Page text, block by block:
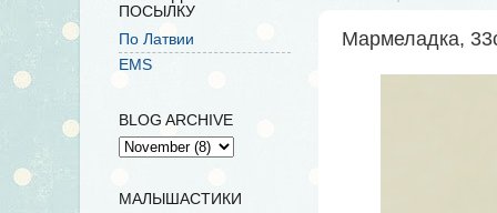
Мармеладка,
ПОСЫЛКУ
По Латвии
EMS
BLOG ARCHIVE
МАЛЫШАСТИКИ